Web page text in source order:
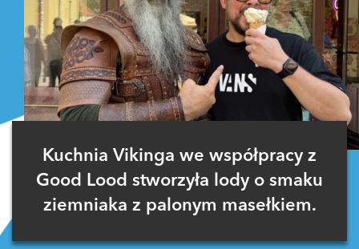
Kuchnia Vikinga we współpracy z
Good Lood stworzyła lody o smaku
ziemniaka z palonym masełkiem.